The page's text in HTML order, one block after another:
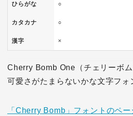
ひらがな ○
カタカナ ○
漢字 ×
Cherry Bomb One（チェリーボ
可愛さがたまらないかな文字フォ
「Cherry Bomb」フォントのペー